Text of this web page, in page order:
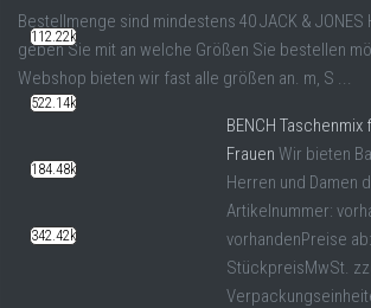
Bestellmenge sind mindestens 40 JACK & JONES
geben Sie mit an welche Größen Sie bestellen
Webshop bieten wir fast alle größen an. m, S ...
BENCH
Frauen Wir bieten
Herren und Damen
Artikelnummer:
vorhandenPreise
StückpreisMwSt.
112.22k
522.14k
184.48k
342.42k